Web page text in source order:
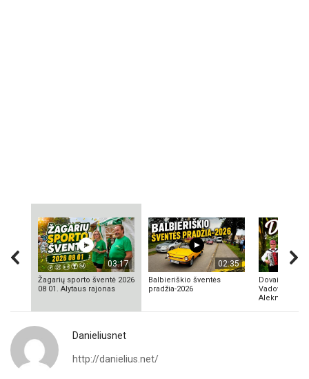
03:17
Žagarių sporto šventė 2026
08 01. Alytaus rajonas
02:35
Balbieriškio šventės
pradžia-2026
Dovainonių
Vadovas
Aleknavičius
Danieliusnet
http://danielius.net/